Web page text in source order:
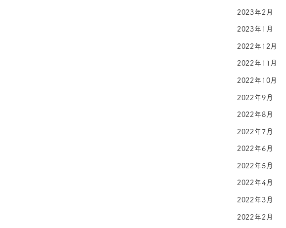
2023年2月
2023年1月
2022年12月
2022年11月
2022年10月
2022年9月
2022年8月
2022年7月
2022年6月
2022年5月
2022年4月
2022年3月
2022年2月